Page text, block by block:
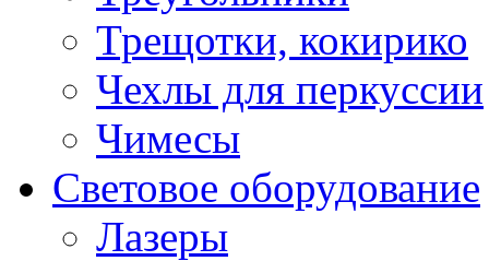
Трещотки, кокирико
Чехлы для перкуссии
Чимесы
Световое оборудование
Лазеры